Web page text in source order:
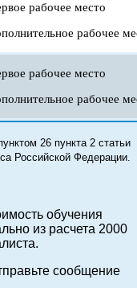
рабочее место
рабочее
рабочее место
рабочее
26 пункта 2 статьи
Российской Федерации.
обучения
из расчета 2000
сообщение